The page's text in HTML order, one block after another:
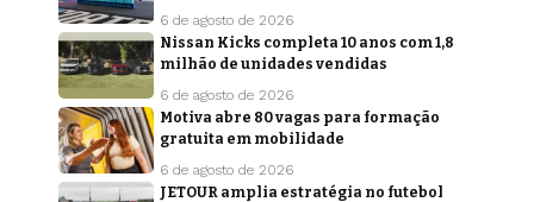
6 de agosto de 2026
Nissan Kicks completa 10 anos com 1,8
milhão de unidades vendidas
6 de agosto de 2026
Motiva abre 80 vagas para formação
gratuita em mobilidade
6 de agosto de 2026
JETOUR amplia estratégia no futebol